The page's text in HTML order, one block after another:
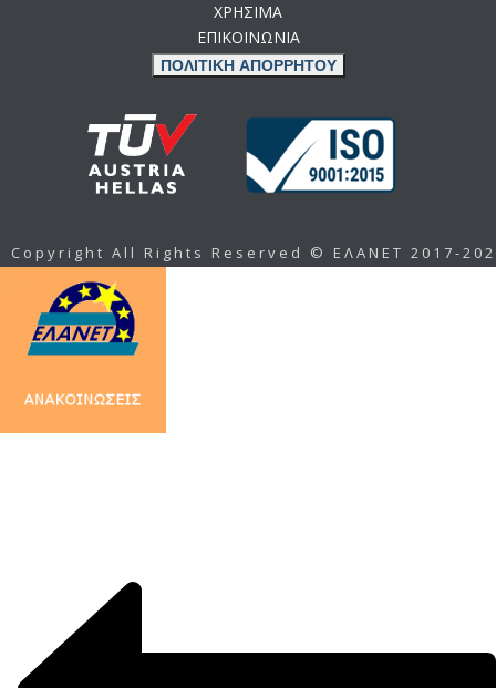
ΧΡΗΣΙΜΑ
ΕΠΙΚΟΙΝΩΝΙΑ
ΠΟΛΙΤΙΚΗ ΑΠΟΡΡΗΤΟΥ
Copyright All Rights Reserved © ΕΛΑΝΕΤ 2017-